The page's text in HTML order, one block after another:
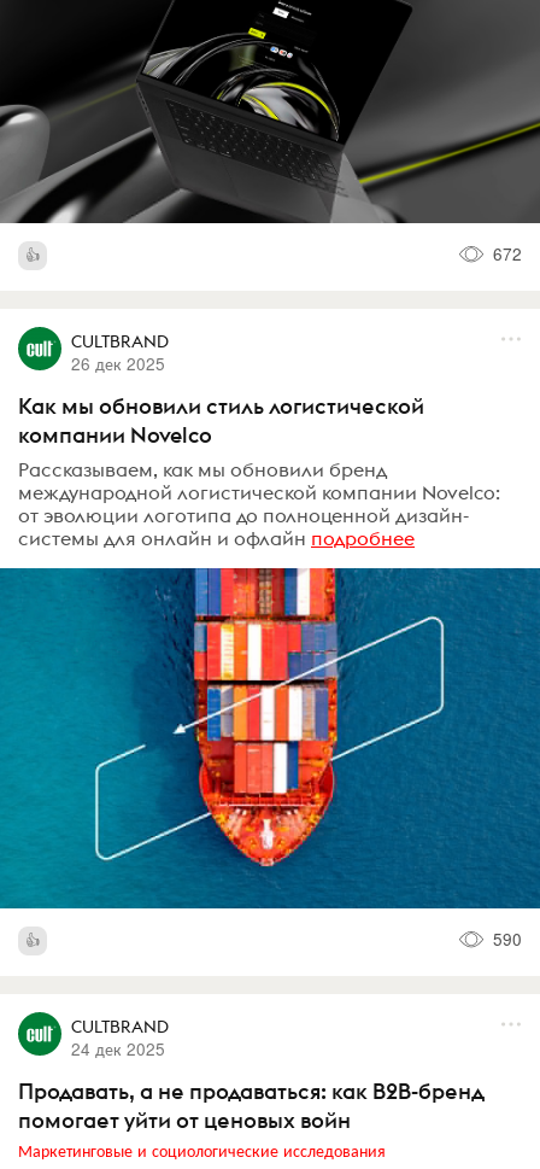
672
CULTBRAND
26 дек 2025
Как мы обновили стиль логистической
компании Novelco
Рассказываем, как мы обновили бренд
международной логистической компании Novelco:
от эволюции логотипа до полноценной дизайн-
системы для онлайн и офлайн подробнее
590
CULTBRAND
24 дек 2025
Продавать, а не продаваться: как B2B-бренд
помогает уйти от ценовых войн
Маркетинговые и социологические исследования